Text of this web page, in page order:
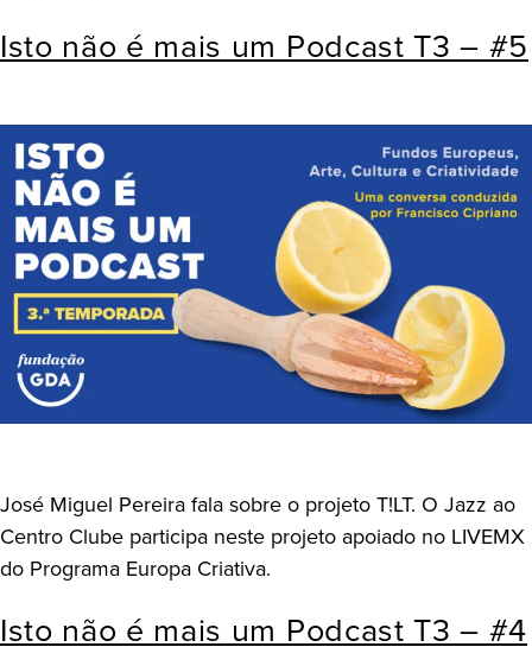
Isto não é mais um Podcast T3 – #5
José Miguel Pereira fala sobre o projeto T!LT. O Jazz ao
Centro Clube participa neste projeto apoiado no LIVEMX
do Programa Europa Criativa.
Isto não é mais um Podcast T3 – #4